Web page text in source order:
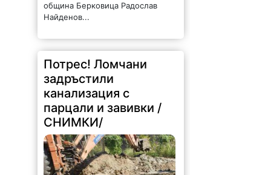
община Берковица Радослав
Найденов...
Потрес! Ломчани
задръстили
канализация с
парцали и завивки /
СНИМКИ/